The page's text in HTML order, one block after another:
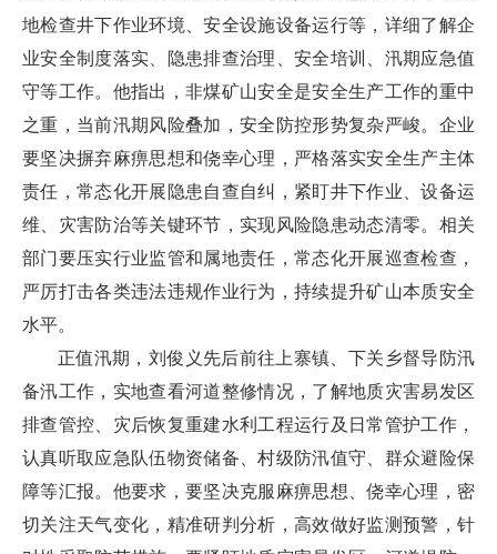
地检查井下作业环境、安全设施设备运行等，详细了解企
业安全制度落实、隐患排查治理、安全培训、汛期应急值
守等工作。他指出，非煤矿山安全是安全生产工作的重中
之重，当前汛期风险叠加，安全防控形势复杂严峻。企业
要坚决摒弃麻痹思想和侥幸心理，严格落实安全生产主体
责任，常态化开展隐患自查自纠，紧盯井下作业、设备运
维、灾害防治等关键环节，实现风险隐患动态清零。相关
部门要压实行业监管和属地责任，常态化开展巡查检查，
严厉打击各类违法违规作业行为，持续提升矿山本质安全
水平。
正值汛期，刘俊义先后前往上寨镇、下关乡督导防汛
备汛工作，实地查看河道整修情况，了解地质灾害易发区
排查管控、灾后恢复重建水利工程运行及日常管护工作，
认真听取应急队伍物资储备、村级防汛值守、群众避险保
障等汇报。他要求，要坚决克服麻痹思想、侥幸心理，密
切关注天气变化，精准研判分析，高效做好监测预警，针